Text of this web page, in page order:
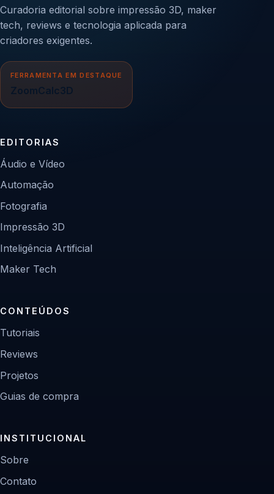
Curadoria editorial sobre impressão 3D, maker
tech, reviews e tecnologia aplicada para
criadores exigentes.
FERRAMENTA EM DESTAQUE
ZoomCalc3D
EDITORIAS
Áudio e Vídeo
Automação
Fotografia
Impressão 3D
Inteligência Artificial
Maker Tech
CONTEÚDOS
Tutoriais
Reviews
Projetos
Guias de compra
INSTITUCIONAL
Sobre
Contato